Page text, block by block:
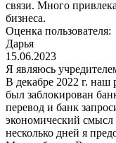
связи. Много
бизнеса.
Оценка пользователя:
Дарья
15.06.2023
Я являюсь
В декабре 2022 г.
был заблокирован
перевод и банк
экономический смысл
несколько дней я